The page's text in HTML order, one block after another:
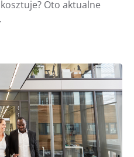
Oto aktualne